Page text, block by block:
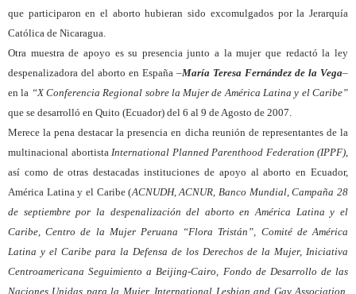
que participaron en el aborto hubieran sido excomulgados por la Jerarquía
Católica de Nicaragua.
Otra muestra de apoyo es su presencia junto a la mujer que redactó la ley
despenalizadora del aborto en España –María Teresa Fernández de la Vega–
en la “X Conferencia Regional sobre la Mujer de América Latina y el Caribe”
que se desarrolló en Quito (Ecuador) del 6 al 9 de Agosto de 2007.
Merece la pena destacar la presencia en dicha reunión de representantes de la
multinacional abortista International Planned Parenthood Federation (IPPF),
así como de otras destacadas instituciones de apoyo al aborto en Ecuador,
América Latina y el Caribe (ACNUDH, ACNUR, Banco Mundial, Campaña 28
de septiembre por la despenalización del aborto en América Latina y el
Caribe, Centro de la Mujer Peruana “Flora Tristán”, Comité de América
Latina y el Caribe para la Defensa de los Derechos de la Mujer, Iniciativa
Centroamericana Seguimiento a Beijing-Cairo, Fondo de Desarrollo de las
Naciones Unidas para la Mujer, International Lesbian and Gay Association,